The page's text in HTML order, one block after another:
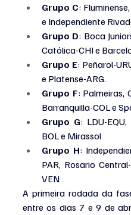
Grupo C:
e Independiente
Grupo D: Boca
Católica-CHI e
Grupo E: Peñarol-
e Platense-ARG.
Grupo F: Palmeiras,
Barranquilla-COL e
Grupo G: LDU-
BOL e Mirassol
Grupo H:
PAR, Rosario
VEN
A primeira rodada da
entre os dias 7 e 9 de